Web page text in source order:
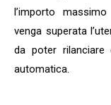
l’importo
venga superata
da poter
automatica.